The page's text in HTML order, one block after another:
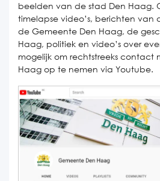
beelden van de stad Den Haag.
timelapse video’s, berichten van
de Gemeente Den Haag, de
Haag, politiek en video’s over
mogelijk om rechtstreeks contact
Haag op te nemen via Youtube.